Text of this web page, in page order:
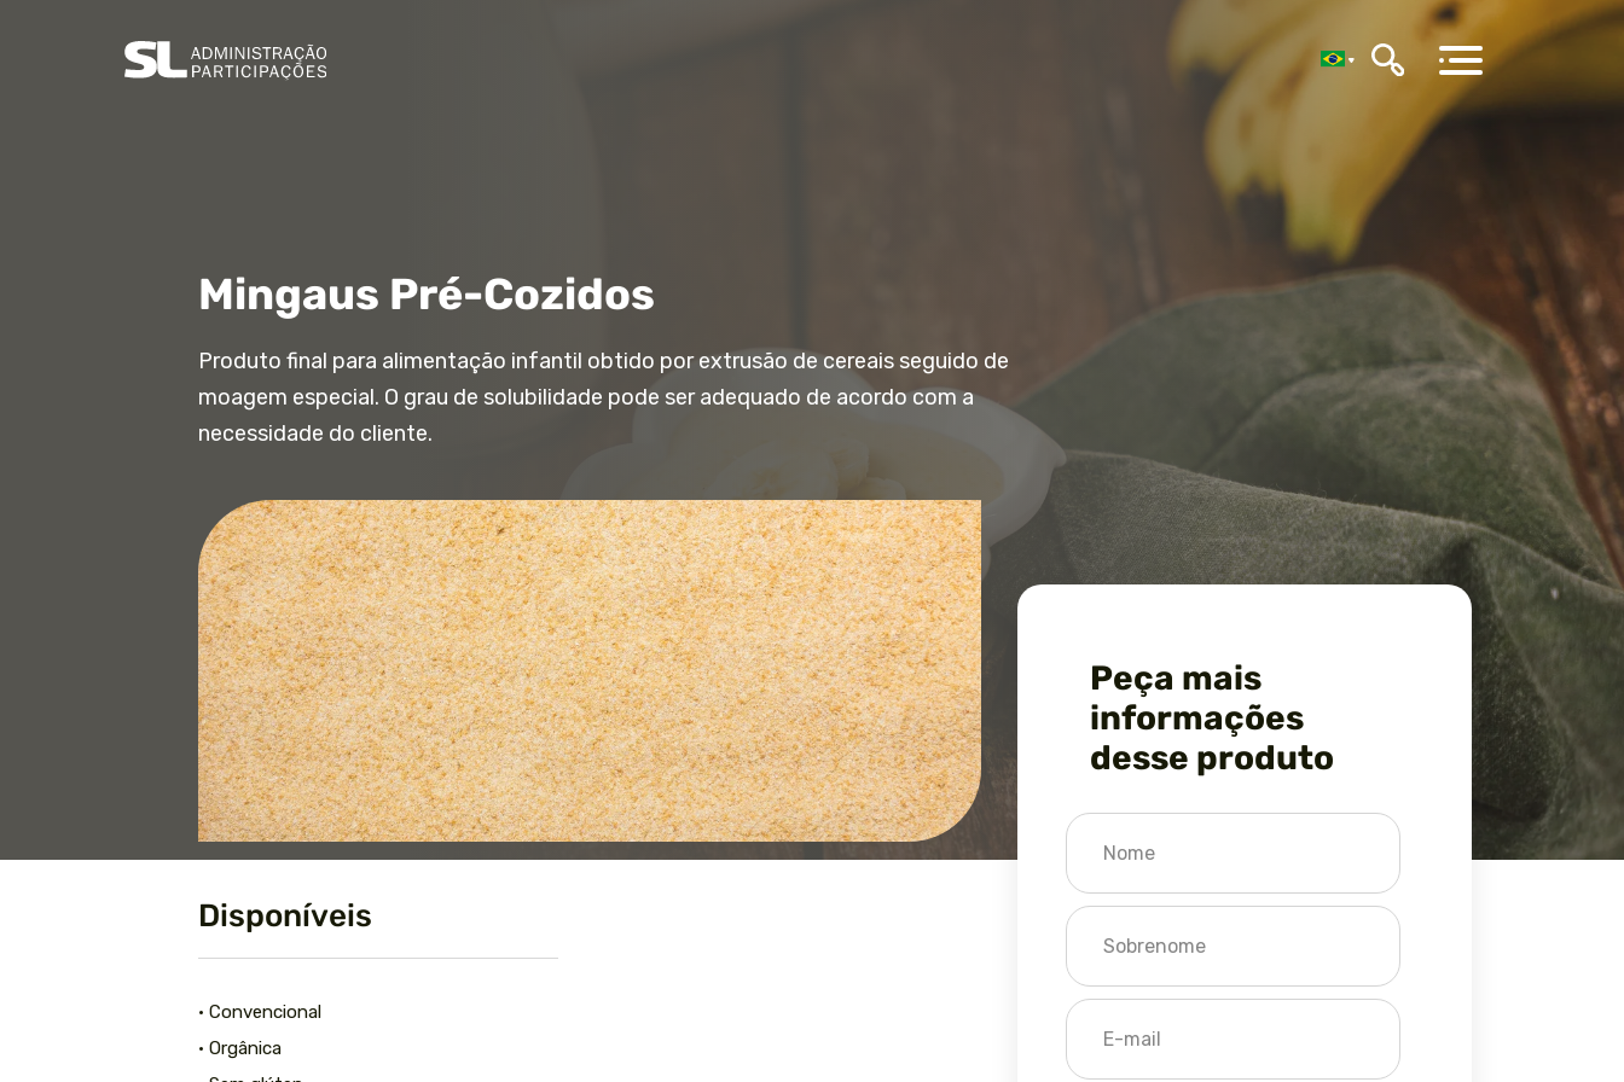
Mingaus Pré-Cozidos
Produto final para alimentação infantil obtido por extrusão de cereais seguido de
moagem especial. O grau de solubilidade pode ser adequado de acordo com a
necessidade do cliente.
Disponíveis
• Convencional
• Orgânica
Peça mais
informações
desse produto